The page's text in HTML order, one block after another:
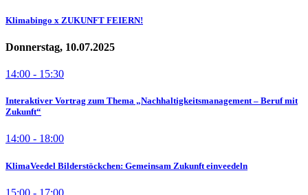
Klimabingo x ZUKUNFT FEIERN!
Donnerstag, 10.07.2025
14:00 - 15:30
Interaktiver Vortrag zum Thema „Nachhaltigkeitsmanagement – Beruf mit
Zukunft“
14:00 - 18:00
KlimaVeedel Bilderstöckchen: Gemeinsam Zukunft einveedeln
15:00 - 17:00